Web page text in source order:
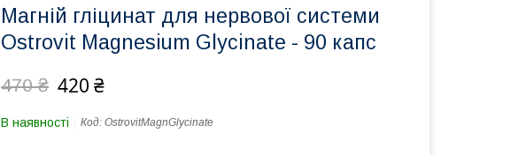
Магній гліцинат для нервової системи
Ostrovit Magnesium Glycinate - 90 капс
470 ₴ 420 ₴
В наявності Код: OstrovitMagnGlycinate